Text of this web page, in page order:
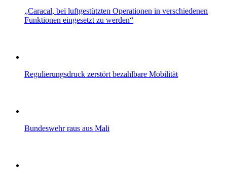
„Caracal, bei luftgestützten Operationen in verschiedenen
Funktionen eingesetzt zu werden“
Regulierungsdruck zerstört bezahlbare Mobilität
Bundeswehr raus aus Mali